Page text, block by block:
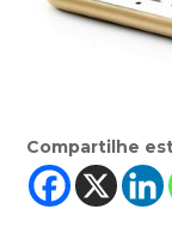
Compartilhe